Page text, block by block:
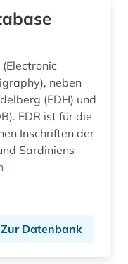
neben
(EDH) und
EDR ist für die
In­schriften der
Sardiniens
Zur Datenbank